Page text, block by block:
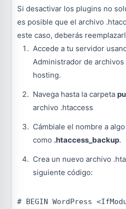
Si desactivar los plugins no
es posible que el archivo
este caso, deberás
Accede a tu servidor
Administrador de
hosting.
Navega hasta la carpeta
archivo .htaccess
Cámbiale el nombre a algo
como .htaccess_backup.
Crea un nuevo archivo
siguiente código:
# BEGIN WordPress